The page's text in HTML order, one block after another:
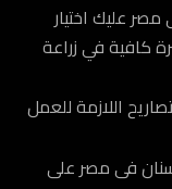
عليك اختيار
كافية في زراعة
اللازمة للعمل
فى مصر على